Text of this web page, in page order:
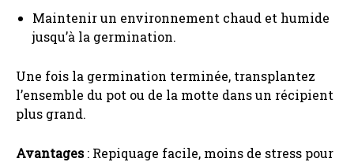
Maintenir un environnement chaud et humide
jusqu’à la germination.
Une fois la germination terminée, transplantez
l’ensemble du pot ou de la motte dans un récipient
plus grand.
Avantages: Repiquage facile, moins de stress pour